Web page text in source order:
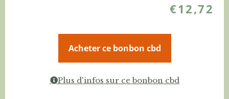
€12,72
Acheter ce bonbon cbd
Plus d'infos sur ce bonbon cbd